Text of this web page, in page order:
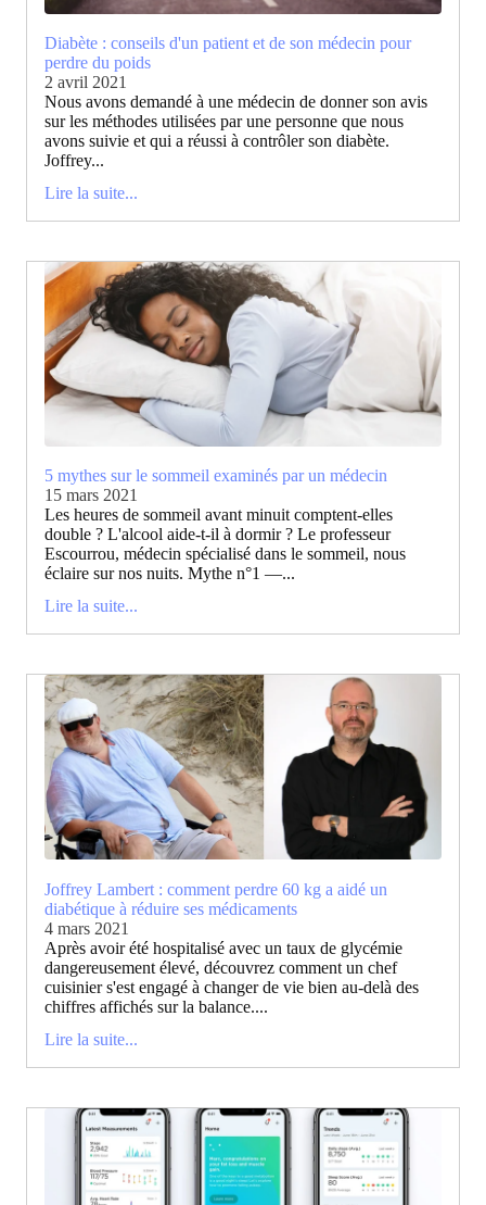
Diabète : conseils d'un patient et de son médecin pour
perdre du poids
2 avril 2021
Nous avons demandé à une médecin de donner son avis
sur les méthodes utilisées par une personne que nous
avons suivie et qui a réussi à contrôler son diabète.
Joffrey...
Lire la suite...
5 mythes sur le sommeil examinés par un médecin
15 mars 2021
Les heures de sommeil avant minuit comptent-elles
double ? L'alcool aide-t-il à dormir ? Le professeur
Escourrou, médecin spécialisé dans le sommeil, nous
éclaire sur nos nuits. Mythe n°1 —...
Lire la suite...
Joffrey Lambert : comment perdre 60 kg a aidé un
diabétique à réduire ses médicaments
4 mars 2021
Après avoir été hospitalisé avec un taux de glycémie
dangereusement élevé, découvrez comment un chef
cuisinier s'est engagé à changer de vie bien au-delà des
chiffres affichés sur la balance....
Lire la suite...